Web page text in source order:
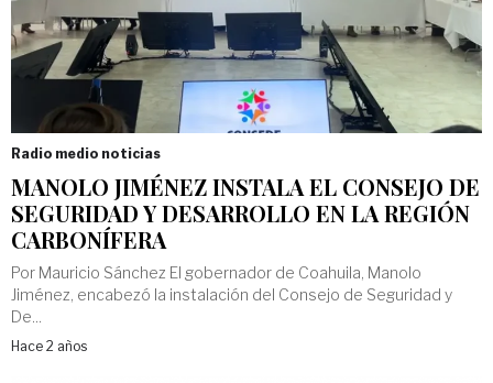
Radio medio noticias
MANOLO JIMÉNEZ INSTALA EL CONSEJO DE
SEGURIDAD Y DESARROLLO EN LA REGIÓN
CARBONÍFERA
Por Mauricio Sánchez El gobernador de Coahuila, Manolo
Jiménez, encabezó la instalación del Consejo de Seguridad y
De...
Hace 2 años